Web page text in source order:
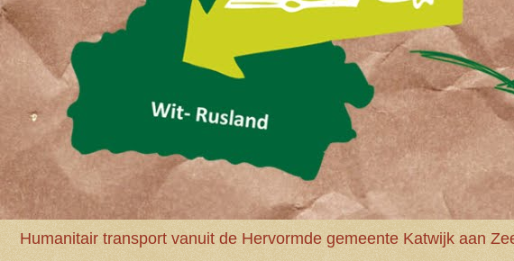
Humanitair transport vanuit de Hervormde gemeente Katwijk aan